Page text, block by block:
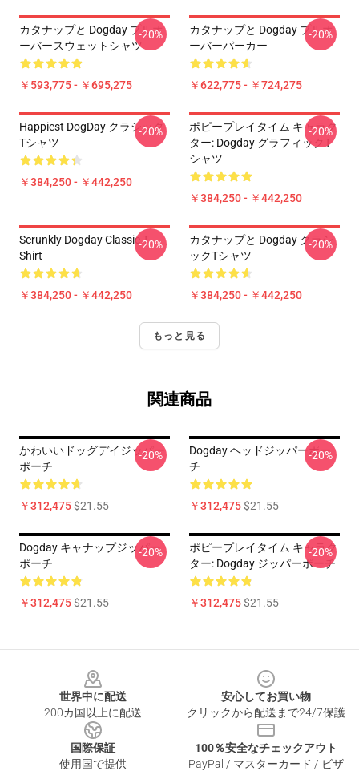
カタナップと Dogday プルオ
ーバースウェットシャツ
￥593,775 - ￥695,275
-20%
カタナップと Dogday プルオ
ーバーパーカー
￥622,775 - ￥724,275
-20%
Happiest DogDay クラシック
Tシャツ
￥384,250 - ￥442,250
-20%
ポピープレイタイム キャラク
ター: Dogday グラフィックT
シャツ
￥384,250 - ￥442,250
-20%
Scrunkly Dogday Classic T-
Shirt
￥384,250 - ￥442,250
-20%
カタナップと Dogday クラシ
ックTシャツ
￥384,250 - ￥442,250
-20%
もっと見る
関連商品
かわいいドッグデイジッパー
ポーチ
￥312,475$21.55
-20%
Dogday ヘッドジッパーポー
チ
￥312,475$21.55
-20%
Dogday キャナップジッパー
ポーチ
￥312,475$21.55
-20%
ポピープレイタイム キャラク
ター: Dogday ジッパーポーチ
￥312,475$21.55
-20%
世界中に配送
200カ国以上に配送
安心してお買い物
クリックから配送まで24/7保護
国際保証
使用国で提供
100％安全なチェックアウト
PayPal / マスターカード / ビザ